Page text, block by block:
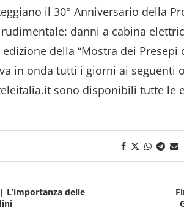
il 30° Anniversario della
danni a cabina
della “Mostra dei Presepi
in onda tutti i giorni ai seguenti
sono disponibili tutte le
L’importanza delle